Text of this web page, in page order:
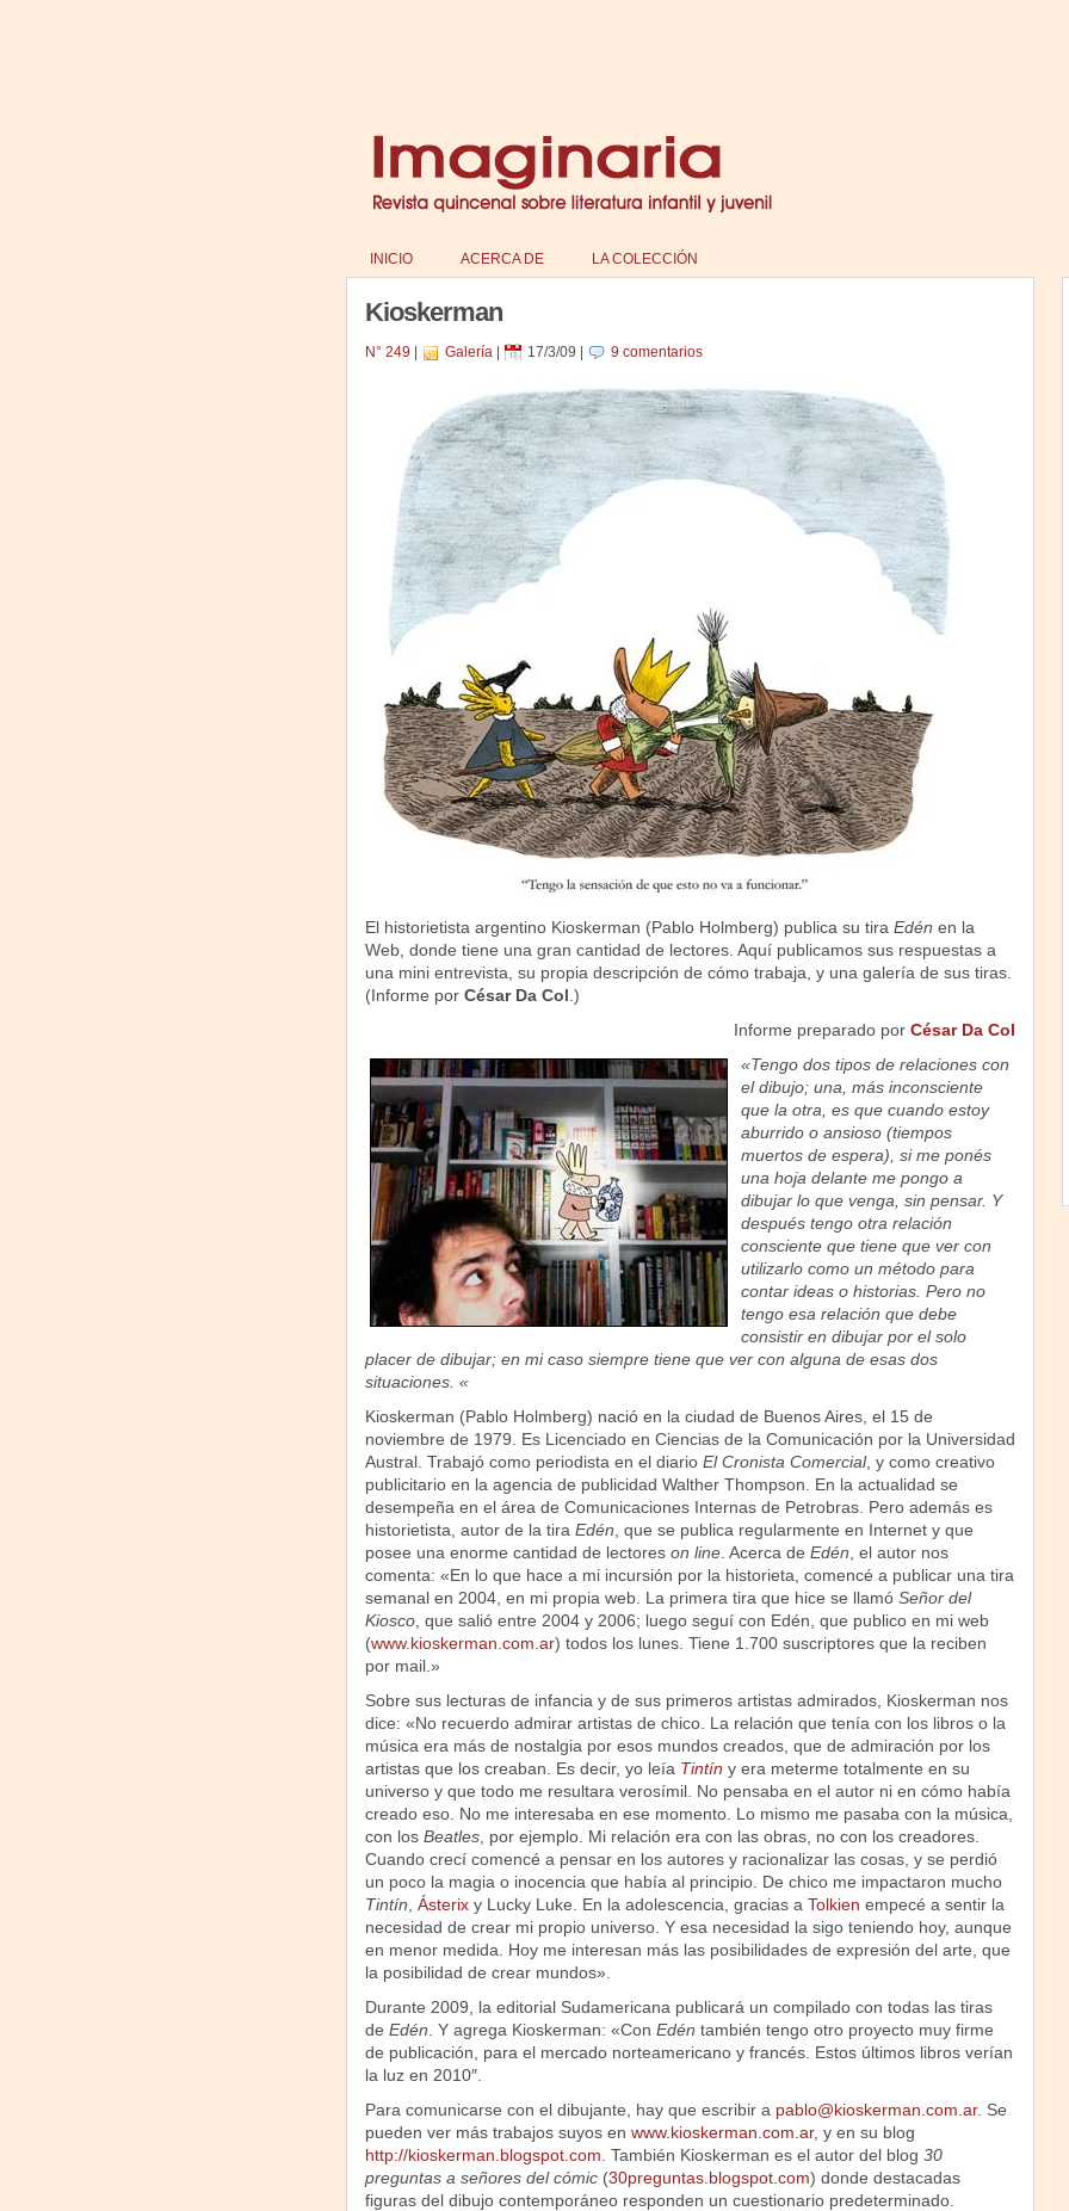
INICIO ACERCA DE LA COLECCIÓN
Kioskerman
N° 249 Galería| 17/3/09 9 comentarios
El historietista argentino Kioskerman (Pablo Holmberg) publica su tira Edén en la
Web, donde tiene una gran cantidad de lectores. Aquí publicamos sus respuestas a
una mini entrevista, su propia descripción de cómo trabaja, y una galería de sus tiras.
(Informe por César Da Col .)
Informe preparado por César Da Col
«Tengo dos tipos de relaciones con
el dibujo; una, más inconsciente
que la otra, es que cuando estoy
aburrido o ansioso (tiempos
muertos de espera), si me ponés
una hoja delante me pongo a
dibujar lo que venga, sin pensar. Y
después tengo otra relación
consciente que tiene que ver con
utilizarlo como un método para
contar ideas o historias. Pero no
tengo esa relación que debe
consistir en dibujar por el solo
placer de dibujar; en mi caso siempre tiene que ver con alguna de esas dos
situaciones. «
Kioskerman (Pablo Holmberg) nació en la ciudad de Buenos Aires, el 15 de
noviembre de 1979. Es Licenciado en Ciencias de la Comunicación por la Universidad
Austral. Trabajó como periodista en el diario El Cronista Comercial, y como creativo
publicitario en la agencia de publicidad Walther Thompson. En la actualidad se
desempeña en el área de Comunicaciones Internas de Petrobras. Pero además es
historietista, autor de la tira Edén , que se publica regularmente en Internet y que
posee una enorme cantidad de lectores on line. Acerca de Edén , el autor nos
comenta: «En lo que hace a mi incursión por la historieta, comencé a publicar una tira
semanal en 2004, en mi propia web. La primera tira que hice se llamó Señor del
Kiosco, que salió entre 2004 y 2006; luego seguí con Edén, que publico en mi web
(www.kioskerman.com.ar) todos los lunes. Tiene 1.700 suscriptores que la reciben
por mail.»
Sobre sus lecturas de infancia y de sus primeros artistas admirados, Kioskerman nos
dice: «No recuerdo admirar artistas de chico. La relación que tenía con los libros o la
música era más de nostalgia por esos mundos creados, que de admiración por los
artistas que los creaban. Es decir, yo leía Tintín y era meterme totalmente en su
universo y que todo me resultara verosímil. No pensaba en el autor ni en cómo había
creado eso. No me interesaba en ese momento. Lo mismo me pasaba con la música,
con los Beatles, por ejemplo. Mi relación era con las obras, no con los creadores.
Cuando crecí comencé a pensar en los autores y racionalizar las cosas, y se perdió
un poco la magia o inocencia que había al principio. De chico me impactaron mucho
Tintín Ásterixy Lucky Luke. En la adolescencia, gracias a Tolkien empecé a sentir la
necesidad de crear mi propio universo. Y esa necesidad la sigo teniendo hoy, aunque
en menor medida. Hoy me interesan más las posibilidades de expresión del arte, que
la posibilidad de crear mundos».
Durante 2009, la editorial Sudamericana publicará un compilado con todas las tiras
de Edén . Y agrega Kioskerman: «Con Edén también tengo otro proyecto muy firme
de publicación, para el mercado norteamericano y francés. Estos últimos libros verían
la luz en 2010″.
Para comunicarse con el dibujante, hay que escribir a pablo@kioskerman.com.ar. Se
pueden ver más trabajos suyos en www.kioskerman.com.ar, y en su blog
http://kioskerman.blogspot.com . También Kioskerman es el autor del blog 30
preguntas a señores del cómic(30preguntas.blogspot.com) donde destacadas
figuras del dibujo contemporáneo responden un cuestionario predeterminado.